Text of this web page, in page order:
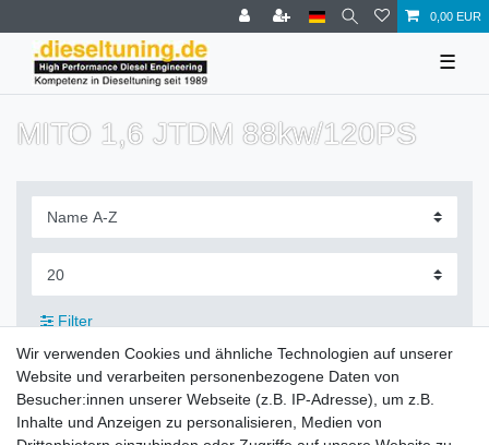
0,00 EUR
☰
MITO 1,6 JTDM 88kw/120PS
Filter
Zahlung und Versand
Wir verwenden Cookies und ähnliche Technologien auf unserer
Website und verarbeiten personenbezogene Daten von
Besucher:innen unserer Webseite (z.B. IP-Adresse), um z.B.
Inhalte und Anzeigen zu personalisieren, Medien von